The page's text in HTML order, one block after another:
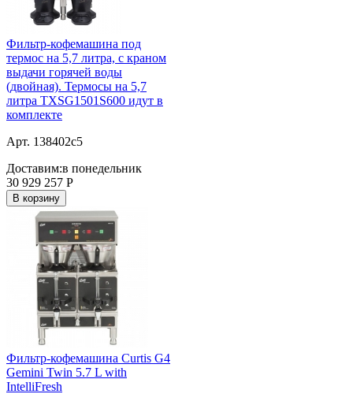
Фильтр-кофемашина под
термос на 5,7 литра, с краном
выдачи горячей воды
(двойная). Термосы на 5,7
литра TXSG1501S600 идут в
комплекте
Арт. 138402c5
Доставим:в понедельник
30 929 257 Р
В корзину
Фильтр-кофемашина Curtis G4
Gemini Twin 5.7 L with
IntelliFresh